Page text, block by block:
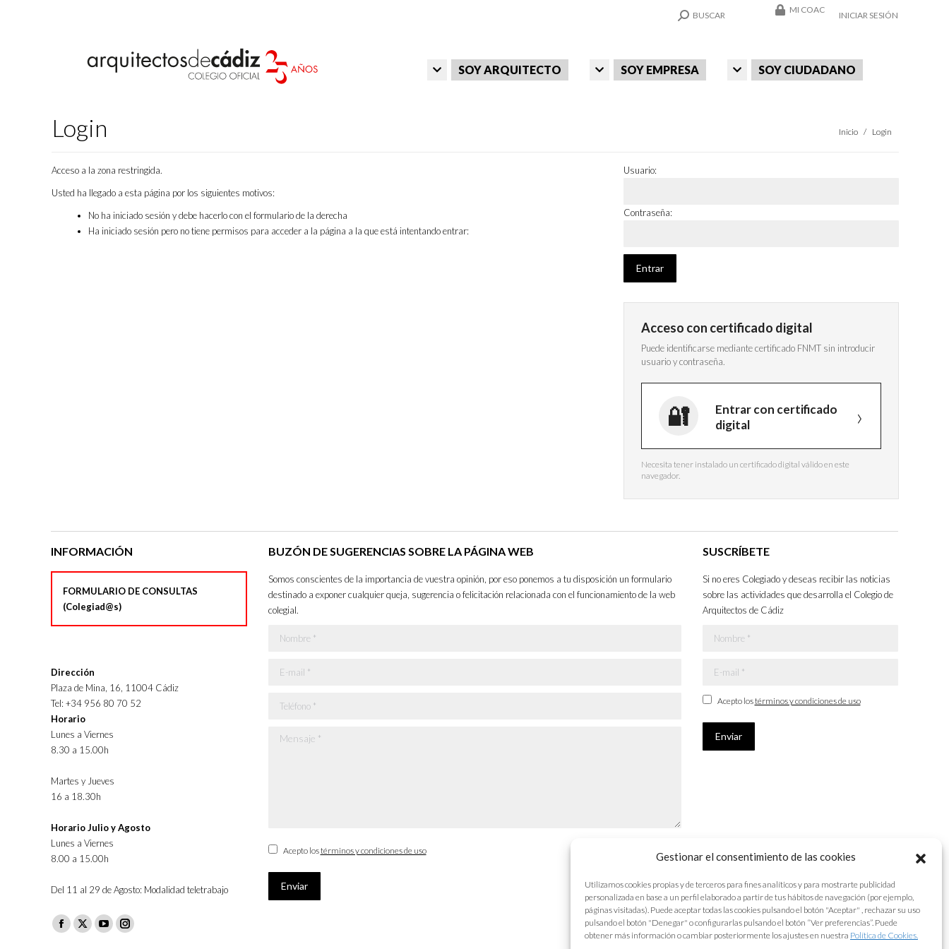
Gestionar el consentimiento de las cookies
Utilizamos cookies propias y de terceros para fines analíticos y para mostrarte publicidad
personalizada en base a un perfil elaborado a partir de tus hábitos de navegación (por ejemplo,
páginas visitadas). Puede aceptar todas las cookies pulsando el botón "Aceptar" , rechazar su uso
pulsando el botón "Denegar" o configurarlas pulsando el botón “Ver preferencias”. Puede
obtener más información o cambiar posteriormente los ajustes en nuestra Política de Cookies.
SEARCH:
BUSCAR
MI COAC
INICIAR SESIÓN
SOY ARQUITECTO SOY EMPRESA SOY CIUDADANO
Login Estás aquí:
Inicio Login
Acceso a la zona restringida.
Usted ha llegado a esta página por los siguientes motivos:
No ha iniciado sesión y debe hacerlo con el formulario de la derecha
Ha iniciado sesión pero no tiene permisos para acceder a la página a la que está intentando entrar:
Usuario:
Contraseña:
Acceso con certificado digital
Puede identificarse mediante certificado FNMT sin introducir
usuario y contraseña.
Entrar con certificado
digital
Necesita tener instalado un certificado digital válido en este
navegador.
INFORMACIÓN
FORMULARIO DE CONSULTAS
(Colegiad@s)
Dirección
Plaza de Mina, 16, 11004 Cádiz
Tel: +34 956 80 70 52
Horario
Lunes a Viernes
8.30 a 15.00h
Martes y Jueves
16 a 18.30h
Horario Julio y Agosto
Lunes a Viernes
8.00 a 15.00h
Del 11 al 29 de Agosto: Modalidad teletrabajo
Facebook
X
YouTubeInstagram
BUZÓN DE SUGERENCIAS SOBRE LA PÁGINA WEB
Somos conscientes de la importancia de vuestra opinión, por eso ponemos a tu disposición un formulario
destinado a exponer cualquier queja, sugerencia o felicitación relacionada con el funcionamiento de la web
colegial.
Nombre *
E-mail *
Teléfono *
Mensaje *
Acepto lostérminos y condiciones de uso
Enviar
SUSCRÍBETE
Si no eres Colegiado y deseas recibir las noticias
sobre las actividades que desarrolla el Colegio de
Arquitectos de Cádiz
Nombre *
E-mail *
Acepto lostérminos y condiciones de uso
Enviar